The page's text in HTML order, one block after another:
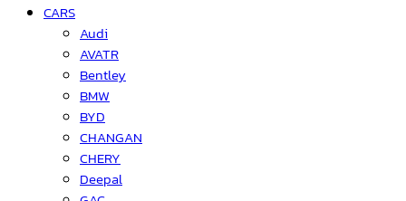
CARS
Audi
AVATR
Bentley
BMW
BYD
CHANGAN
CHERY
Deepal